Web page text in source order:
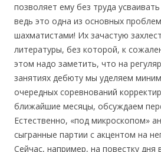
позволяет ему без труда
ведь это одна из основных
шахматистами! Их зачастую
литературы, без которой, к
этом надо заметить, что на
занятиях дебюту мы уделяем
очередных соревнований
ближайшие месяцы, обсуждаем
Естественно, «под микроскопом»
сыгранные партии с акцентом на
Сейчас, например, на повестку дня